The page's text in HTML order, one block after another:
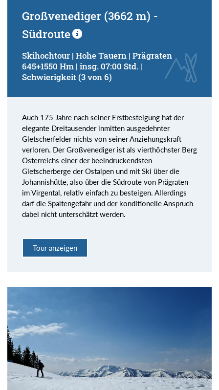
Großvenediger (3662 m) -
Südroute
Skihochtour | Hohe Tauern | Prägraten
645+1550 Hm | insg. 07:00 Std. |
Schwierigkeit (3 von 6)
Auch 175 Jahre nach seiner Erstbesteigung hat der
elegante Dreitausender inmitten ausgedehnter
Gletscherfelder nichts von seiner Anziehungskraft
verloren. Der Großvenediger ist als vierthöchster Berg
Österreichs einer der beeindruckendsten
Gletscherberge der Ostalpen und mit Ski über die
Johannishütte, also über die Südroute von Prägraten
im Virgental, relativ einfach zu besteigen. Allerdings
darf die Spaltengefahr und der konditionelle Anspruch
dabei nicht unterschätzt werden.
Tour anzeigen